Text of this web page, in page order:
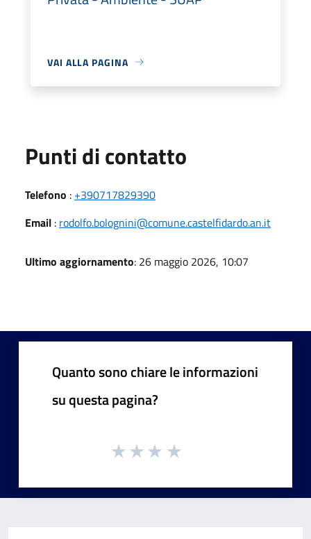
VAI ALLA PAGINA
Punti di contatto
Telefono : +390717829390
Email : rodolfo.bolognini@comune.castelfidardo.an.it
Ultimo aggiornamento: 26 maggio 2026, 10:07
Quanto sono chiare le informazioni
su questa pagina?